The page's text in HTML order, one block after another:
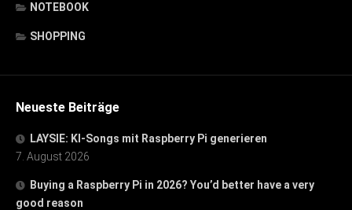
NOTEBOOK
SHOPPING
Neueste Beiträge
LAYSIE: KI-Songs mit Raspberry Pi generieren
7. August 2026
Buying a Raspberry Pi in 2026? You’d better have a very
good reason